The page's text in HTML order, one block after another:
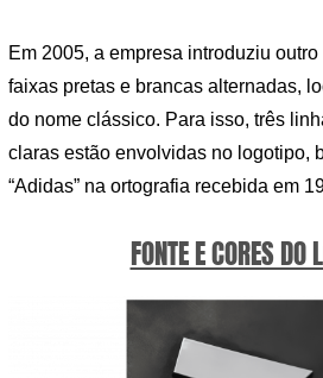
Em 2005, a empresa introduziu
faixas pretas e brancas alternadas,
do nome clássico. Para isso, três
claras estão envolvidas no logotipo,
“Adidas” na ortografia recebida em
FONTE E CORES DO